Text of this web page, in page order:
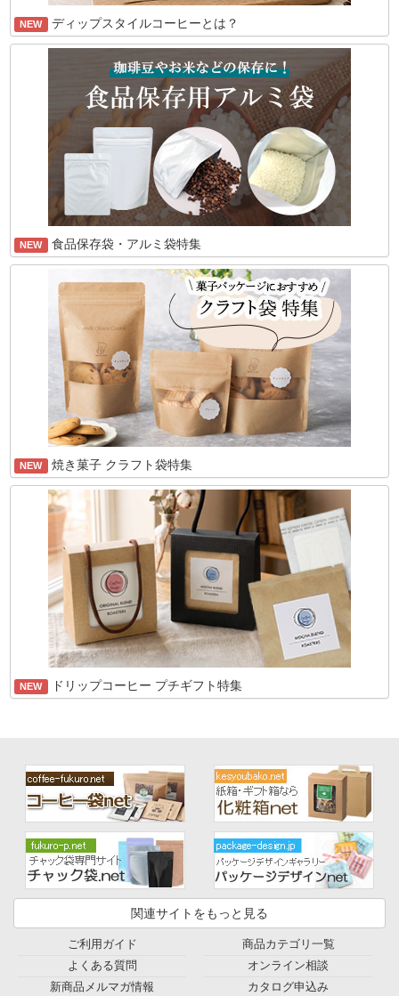
NEW ディップスタイルコーヒーとは？
NEW 食品保存袋・アルミ袋特集
NEW 焼き菓子 クラフト袋特集
NEW ドリップコーヒー プチギフト特集
関連サイトをもっと見る
ご利用ガイド
よくある質問
新商品メルマガ情報
商品カテゴリ一覧
オンライン相談
カタログ申込み